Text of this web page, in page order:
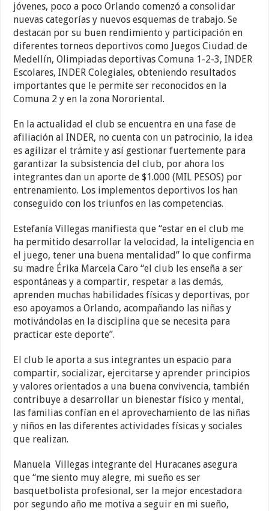
jóvenes, poco a poco Orlando comenzó a consolidar
nuevas categorías y nuevos esquemas de trabajo. Se
destacan por su buen rendimiento y participación en
diferentes torneos deportivos como Juegos Ciudad de
Medellín, Olimpiadas deportivas Comuna 1-2-3, INDER
Escolares, INDER Colegiales, obteniendo resultados
importantes que le permite ser reconocidos en la
Comuna 2 y en la zona Nororiental.
En la actualidad el club se encuentra en una fase de
afiliación al INDER, no cuenta con un patrocinio, la idea
es agilizar el trámite y así gestionar fuertemente para
garantizar la subsistencia del club, por ahora los
integrantes dan un aporte de $1.000 (MIL PESOS) por
entrenamiento. Los implementos deportivos los han
conseguido con los triunfos en las competencias.
Estefanía Villegas manifiesta que “estar en el club me
ha permitido desarrollar la velocidad, la inteligencia en
el juego, tener una buena mentalidad” lo que confirma
su madre Érika Marcela Caro “el club les enseña a ser
espontáneas y a compartir, respetar a las demás,
aprenden muchas habilidades físicas y deportivas, por
eso apoyamos a Orlando, acompañando las niñas y
motivándolas en la disciplina que se necesita para
practicar este deporte”.
El club le aporta a sus integrantes un espacio para
compartir, socializar, ejercitarse y aprender principios
y valores orientados a una buena convivencia, también
contribuye a desarrollar un bienestar físico y mental,
las familias confían en el aprovechamiento de las niñas
y niños en las diferentes actividades físicas y sociales
que realizan.
Manuela Villegas integrante del Huracanes asegura
que “me siento muy alegre, mi sueño es ser
basquetbolista profesional, ser la mejor encestadora
por segundo año me motiva a seguir en mi sueño,